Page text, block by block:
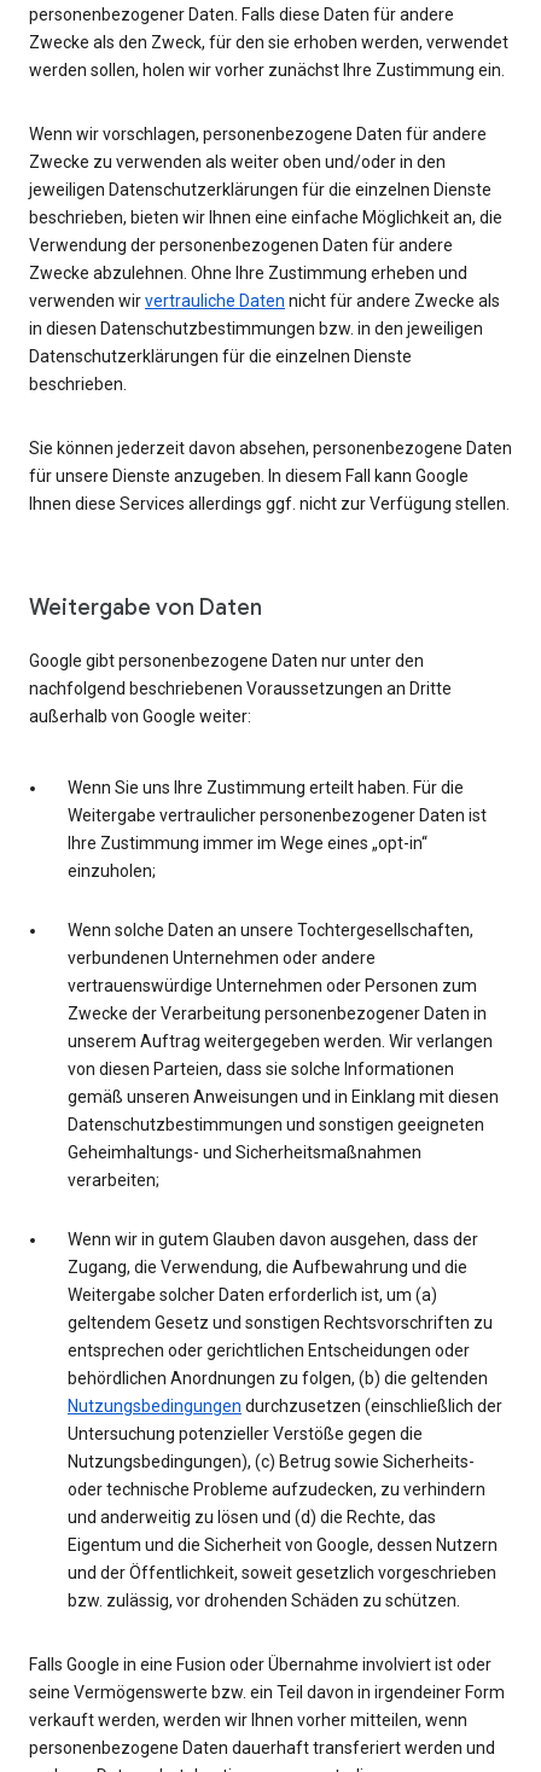
personenbezogener Daten. Falls diese Daten für andere
Zwecke als den Zweck, für den sie erhoben werden, verwendet
werden sollen, holen wir vorher zunächst Ihre Zustimmung ein.
Wenn wir vorschlagen, personenbezogene Daten für andere
Zwecke zu verwenden als weiter oben und/oder in den
jeweiligen Datenschutzerklärungen für die einzelnen Dienste
beschrieben, bieten wir Ihnen eine einfache Möglichkeit an, die
Verwendung der personenbezogenen Daten für andere
Zwecke abzulehnen. Ohne Ihre Zustimmung erheben und
verwenden wirvertrauliche Daten nicht für andere Zwecke als
in diesen Datenschutzbestimmungen bzw. in den jeweiligen
Datenschutzerklärungen für die einzelnen Dienste
beschrieben.
Sie können jederzeit davon absehen, personenbezogene Daten
für unsere Dienste anzugeben. In diesem Fall kann Google
Ihnen diese Services allerdings ggf. nicht zur Verfügung stellen.
Weitergabe von Daten
Google gibt personenbezogene Daten nur unter den
nachfolgend beschriebenen Voraussetzungen an Dritte
außerhalb von Google weiter:
Wenn Sie uns Ihre Zustimmung erteilt haben. Für die
Weitergabe vertraulicher personenbezogener Daten ist
Ihre Zustimmung immer im Wege eines „opt-in“
einzuholen;
Wenn solche Daten an unsere Tochtergesellschaften,
verbundenen Unternehmen oder andere
vertrauenswürdige Unternehmen oder Personen zum
Zwecke der Verarbeitung personenbezogener Daten in
unserem Auftrag weitergegeben werden. Wir verlangen
von diesen Parteien, dass sie solche Informationen
gemäß unseren Anweisungen und in Einklang mit diesen
Datenschutzbestimmungen und sonstigen geeigneten
Geheimhaltungs- und Sicherheitsmaßnahmen
verarbeiten;
Wenn wir in gutem Glauben davon ausgehen, dass der
Zugang, die Verwendung, die Aufbewahrung und die
Weitergabe solcher Daten erforderlich ist, um (a)
geltendem Gesetz und sonstigen Rechtsvorschriften zu
entsprechen oder gerichtlichen Entscheidungen oder
behördlichen Anordnungen zu folgen, (b) die geltenden
Nutzungsbedingungen durchzusetzen (einschließlich der
Untersuchung potenzieller Verstöße gegen die
Nutzungsbedingungen), (c) Betrug sowie Sicherheits-
oder technische Probleme aufzudecken, zu verhindern
und anderweitig zu lösen und (d) die Rechte, das
Eigentum und die Sicherheit von Google, dessen Nutzern
und der Öffentlichkeit, soweit gesetzlich vorgeschrieben
bzw. zulässig, vor drohenden Schäden zu schützen.
Falls Google in eine Fusion oder Übernahme involviert ist oder
seine Vermögenswerte bzw. ein Teil davon in irgendeiner Form
verkauft werden, werden wir Ihnen vorher mitteilen, wenn
personenbezogene Daten dauerhaft transferiert werden und